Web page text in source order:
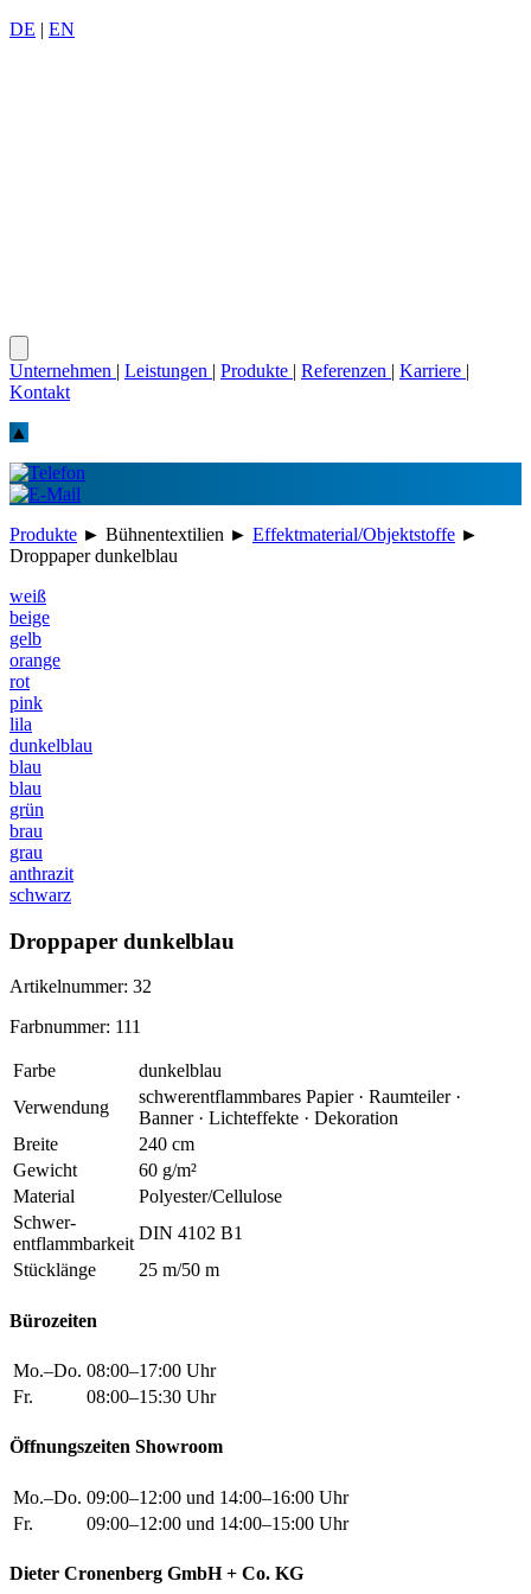
DE | EN
Unternehmen | Leistungen | Produkte | Referenzen | Karriere |
Kontakt
▲
Produkte ► Bühnentextilien ► Effektmaterial/Objektstoffe ►
Droppaper dunkelblau
weiß
beige
gelb
orange
rot
pink
lila
dunkelblau
blau
blau
grün
brau
grau
anthrazit
schwarz
Droppaper dunkelblau
Artikelnummer: 32
Farbnummer: 111
Farbe
dunkelblau
Verwendung
schwerentflammbares Papier · Raumteiler ·
Banner · Lichteffekte · Dekoration
Breite
240 cm
Gewicht
60 g/m²
Material
Polyester/Cellulose
Schwer-
entflammbarkeit
DIN 4102 B1
Stücklänge
25 m/50 m
Bürozeiten
Mo.–Do. 08:00–17:00 Uhr
Fr.
08:00–15:30 Uhr
Öffnungszeiten Showroom
Mo.–Do. 09:00–12:00 und 14:00–16:00 Uhr
Fr.
09:00–12:00 und 14:00–15:00 Uhr
Dieter Cronenberg GmbH + Co. KG